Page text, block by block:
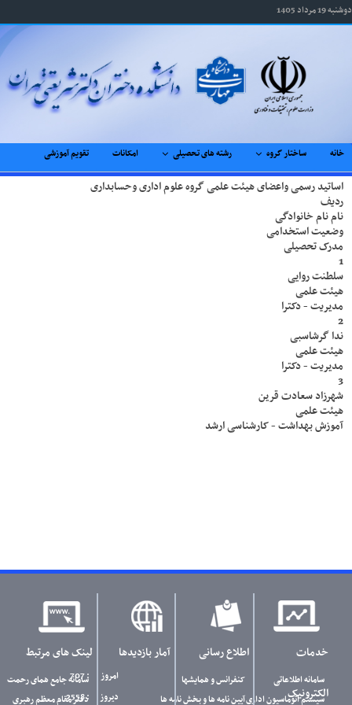
دوشنبه 19 مرداد 1405
خانه ساختار گروه رشته های تحصیلی امکانات تقویم آموزشی
اساتید رسمی واعضای هیئت علمی گروه علوم اداری وحسابداری
ردیف
نام نام خانوادگی
وضعیت استخدامی
مدرک تحصیلی
1
سلطنت روایی
هیئت علمی
مدیریت - دکترا
2
ندا گرشاسبی
هیئت علمی
مدیریت - دکترا
3
شهرزاد سعادت قرین
هیئت علمی
آموزش بهداشت - کارشناسی ارشد
خدمات
الکترونیک
سامانه اطلاعاتی
سیستم اتوماسیون اداری
اطلاع رسانی
کنفرانس و همایشها
آیین نامه ها و بخش نامه ها
آمار بازدیدها
امروز
: 707
دیروز
: 2558
لینک های مرتبط
سامانه جامع همای رحمت
دفتر مقام معظم رهبری